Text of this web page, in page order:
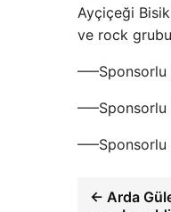
Ayçiçeği
ve rock
—–Sponsorlu
—–Sponsorlu
—–Sponsorlu
← Arda